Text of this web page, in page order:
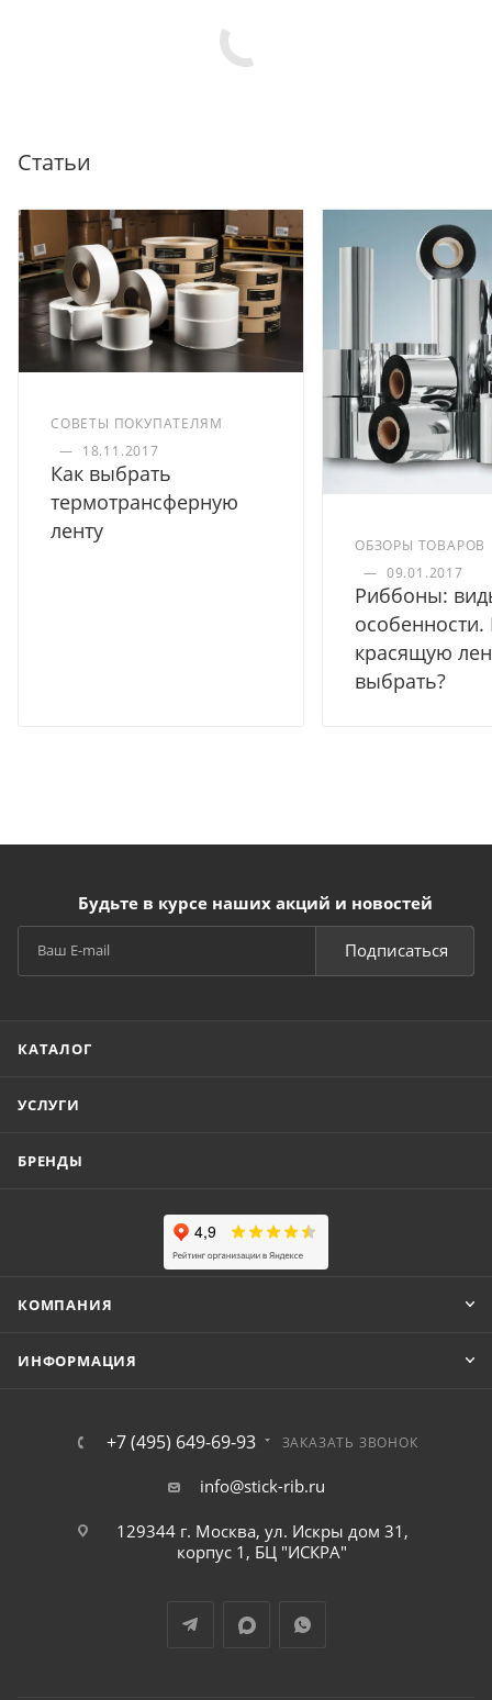
Статьи
СОВЕТЫ ПОКУПАТЕЛЯМ
— 18.11.2017
Как выбрать
термотрансферную
ленту
ОБЗОРЫ ТОВАРОВ
— 09.01.2017
Риббоны:
красящую
выбрать?
Будьте в курсе наших акций и новостей
Подписаться
КАТАЛОГ
УСЛУГИ
БРЕНДЫ
КОМПАНИЯ
ИНФОРМАЦИЯ
+7 (495) 649-69-93 ЗАКАЗАТЬ ЗВОНОК
info@stick-rib.ru
129344 г. Москва, ул. Искры дом 31,
корпус 1, БЦ "ИСКРА"